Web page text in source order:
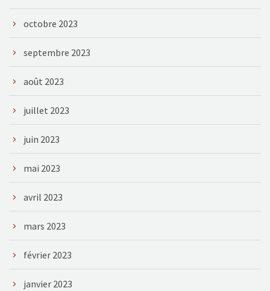
octobre 2023
septembre 2023
août 2023
juillet 2023
juin 2023
mai 2023
avril 2023
mars 2023
février 2023
janvier 2023